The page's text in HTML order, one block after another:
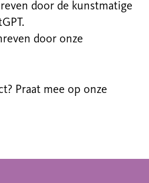
door de kunstmatige
door onze
Praat mee op onze